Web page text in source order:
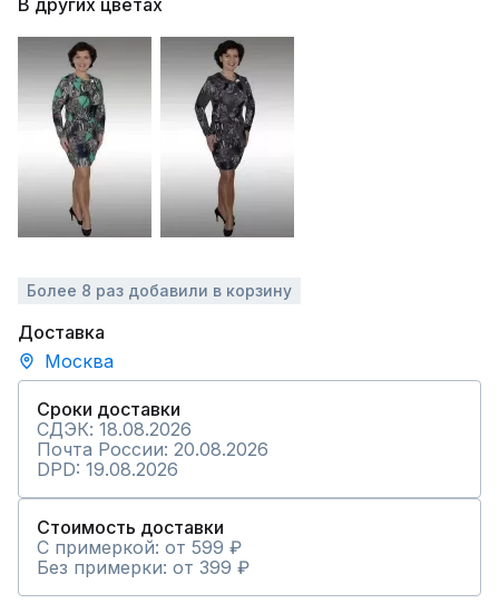
В других цветах
Более 8 раз добавили в корзину
Доставка
Москва
Сроки доставки
СДЭК: 18.08.2026
Почта России: 20.08.2026
DPD: 19.08.2026
Стоимость доставки
С примеркой: от 599 ₽
Без примерки: от 399 ₽